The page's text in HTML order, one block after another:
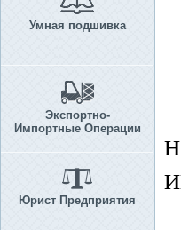
Умная подшивка
Экспортно-
Импортные Операции
Юрист Предприятия